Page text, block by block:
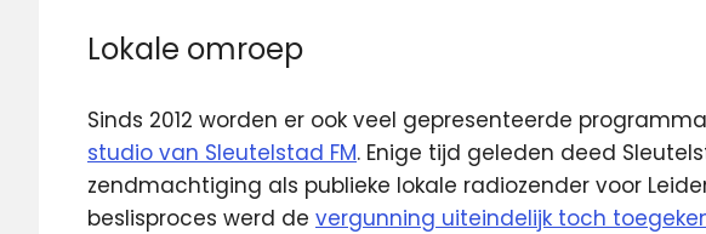
Lokale omroep
Sinds 2012 worden er ook veel gepresenteerde
studio van Sleutelstad FM. Enige tijd geleden deed
zendmachtiging als publieke lokale radiozender voor
beslisproces werd de vergunning uiteindelijk toch